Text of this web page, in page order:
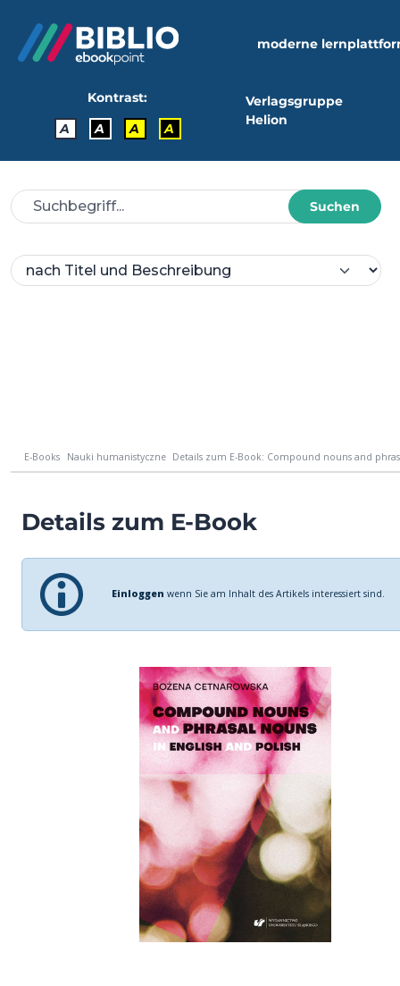
moderne
Kontrast:
A
A A A
Verlagsgruppe
Helion
Suchen
E-Books Nauki humanistyczne Details zum E-Book: Compound nouns and
Details zum E-Book
Einloggen wenn Sie am Inhalt des Artikels interessiert sind.